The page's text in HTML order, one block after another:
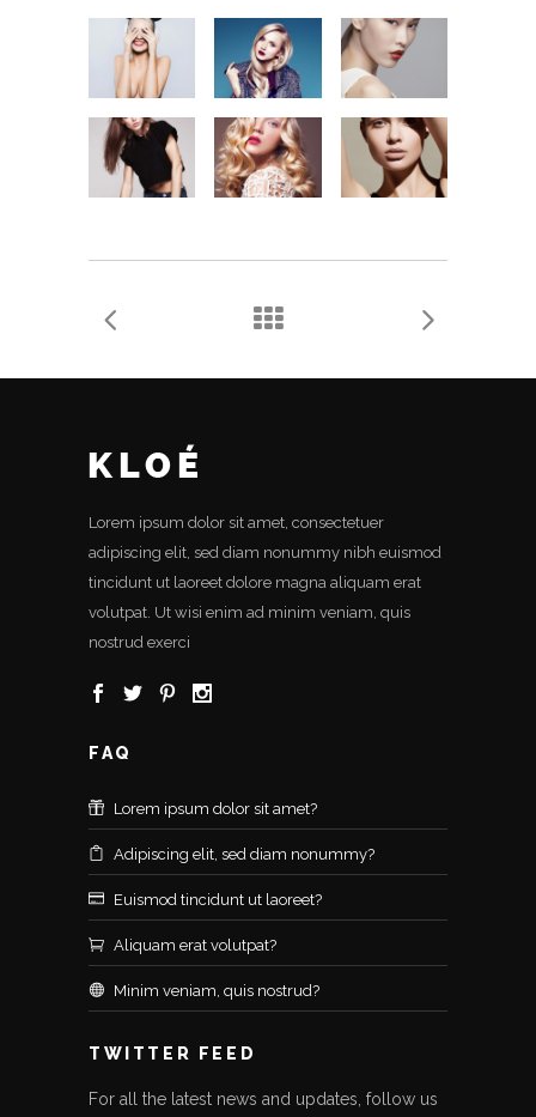
Lorem ipsum dolor sit amet, consectetuer
adipiscing elit, sed diam nonummy nibh euismod
tincidunt ut laoreet dolore magna aliquam erat
volutpat. Ut wisi enim ad minim veniam, quis
nostrud exerci
FAQ
Lorem ipsum dolor sit amet?
Adipiscing elit, sed diam nonummy?
Euismod tincidunt ut laoreet?
Aliquam erat volutpat?
Minim veniam, quis nostrud?
TWITTER FEED
For all the latest news and updates, follow us